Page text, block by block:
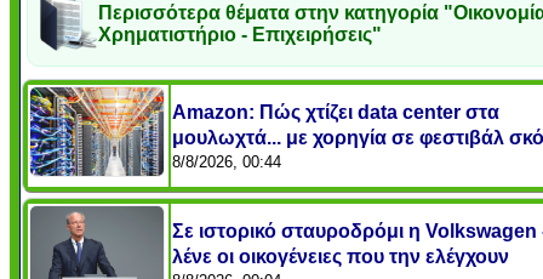
Περισσότερα θέματα στην κατηγορία
Χρηματιστήριο - Επιχειρήσεις"
Amazon: Πώς χτίζει data center στα
μουλωχτά... με χορηγία σε φεστιβάλ
8/8/2026, 00:44
Σε ιστορικό σταυροδρόμι η Volkswagen
λένε οι οικογένειες που την ελέγχουν